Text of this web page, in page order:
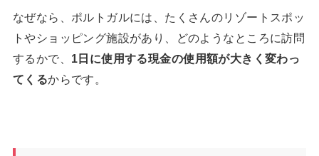
なぜなら、ポルトガルには、たくさんのリゾートスポッ
トやショッピング施設があり、どのようなところに訪問
するかで、 1 日に使用する現金の使用額が大きく変わっ
てくるからです。